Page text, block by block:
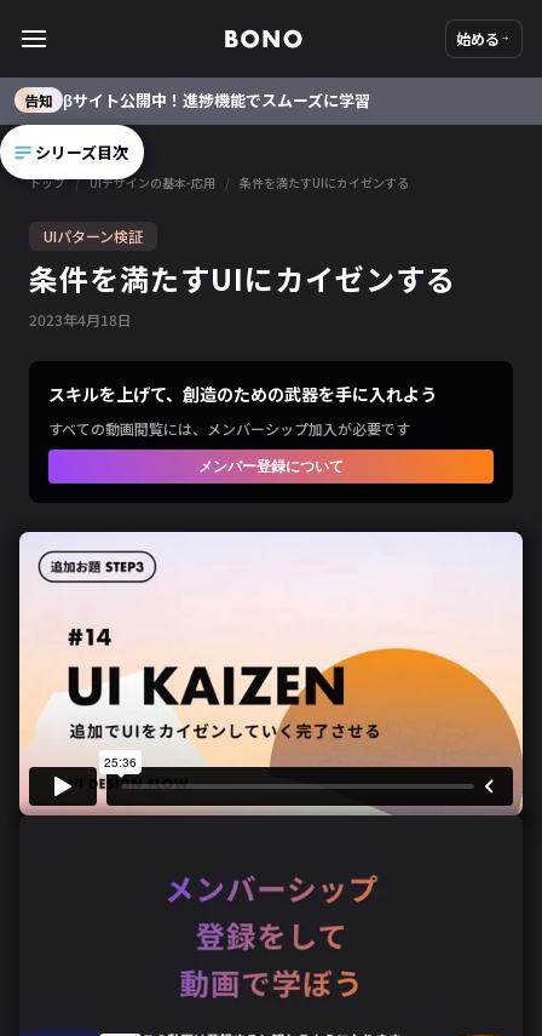
始める
告知 βサイト公開中！進捗機能でスムーズに学習
シリーズ目次
トップ / UIデザインの基本-応用 / 条件を満たすUIにカイゼンする
UIパターン検証
条件を満たすUIにカイゼンする
2023年4月18日
スキルを上げて、創造のための武器を手に入れよう
すべての動画閲覧には、メンバーシップ加入が必要です
メンバー登録について